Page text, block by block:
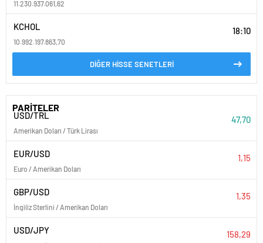
11.230.937.061,62
KCHOL
10.992.197.863,70
18:10
DİĞER HİSSE SENETLERİ
PARİTELER
USD/TRL
Amerikan Doları / Türk Lirası
47,70
EUR/USD
Euro / Amerikan Doları
1,15
GBP/USD
İngiliz Sterlini / Amerikan Doları
1,35
USD/JPY 158,29